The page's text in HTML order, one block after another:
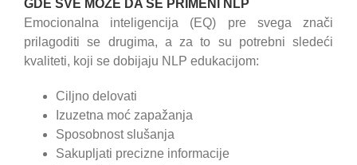
GDE SVE MOŽE DA SE PRIMENI NLP
Emocionalna inteligencija (EQ) pre svega znači
prilagoditi se drugima, a za to su potrebni sledeći
kvaliteti, koji se dobijaju NLP edukacijom:
Ciljno delovati
Izuzetna moć zapažanja
Sposobnost slušanja
Sakupljati precizne informacije